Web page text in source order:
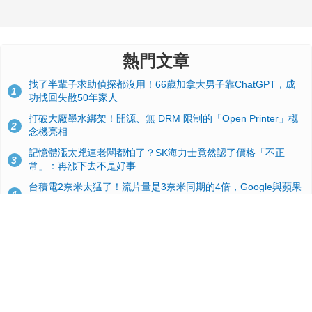
熱門文章
1
找了半輩子求助偵探都沒用！66歲加拿大男子靠ChatGPT，成
功找回失散50年家人
2
打破大廠墨水綁架！開源、無 DRM 限制的「Open Printer」概
念機亮相
3
記憶體漲太兇連老闆都怕了？SK海力士竟然認了價格「不正
常」：再漲下去不是好事
4
台積電2奈米太猛了！流片量是3奈米同期的4倍，Google與蘋果